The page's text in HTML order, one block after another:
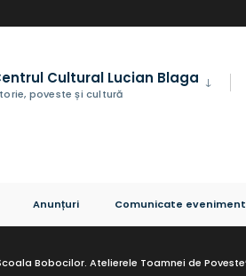
Cultural Lucian Blaga
poveste și cultură
Anunțuri Comunicate
Bobocilor. Atelierele Toamnei de